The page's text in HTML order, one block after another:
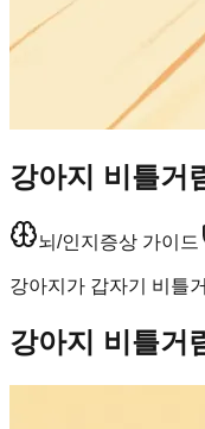
강아지 비틀거
뇌/인지 증상 가이드
강아지가 갑자기 비틀
강아지 비틀거